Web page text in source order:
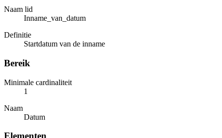
Naam lid
Inname_van_datum
Definitie
Startdatum van de inname
Bereik
Minimale cardinaliteit
1
Naam
Datum